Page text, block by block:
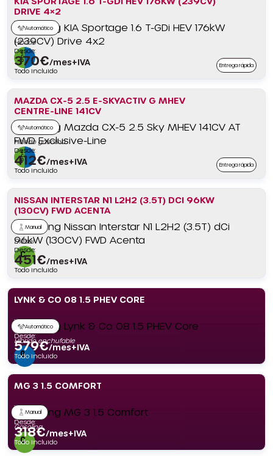
DRIVE 4×2
Automático
Híbrido
Desde:
370€/mes+IVA
Todo incluido
Entrega rápida
MAZDA CX-5 2.5 E-SKYACTIV G MHEV
CENTRE-LINE 141CV
Automático
Híbrido gasolina
Desde:
412€/mes+IVA
Todo incluido
Entrega rápida
NISSAN INTERSTAR N1 L2H2 (3.5T) DCI 96KW
(130CV) FWD ACENTA
Manual
Diésel
Desde:
451€/mes+IVA
Todo incluido
LYNK & CO 08 1.5 PHEV CORE
Automático
Híbrido enchufable
Desde:
579€/mes+IVA
Todo incluido
MG 3 1.5 COMFORT
Manual
Gasolina
Desde:
318€/mes+IVA
Todo incluido